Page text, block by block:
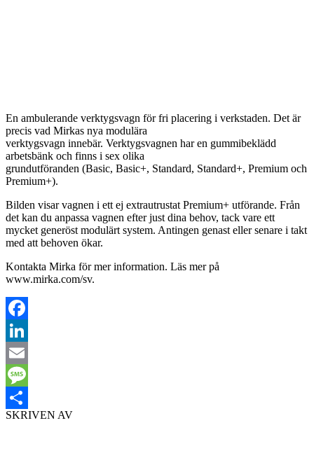
En ambulerande verktygsvagn för fri placering i verkstaden. Det är
precis vad Mirkas nya modulära
verktygsvagn innebär. Verktygsvagnen har en gummibeklädd
arbetsbänk och finns i sex olika
grundutföranden (Basic, Basic+, Standard, Standard+, Premium och
Premium+).
Bilden visar vagnen i ett ej extrautrustat Premium+ utförande. Från
det kan du anpassa vagnen efter just dina behov, tack vare ett
mycket generöst modulärt system. Antingen genast eller senare i takt
med att behoven ökar.
Kontakta Mirka för mer information. Läs mer på
www.mirka.com/sv.
Facebook
LinkedIn
Email
Message
Dela
SKRIVEN AV